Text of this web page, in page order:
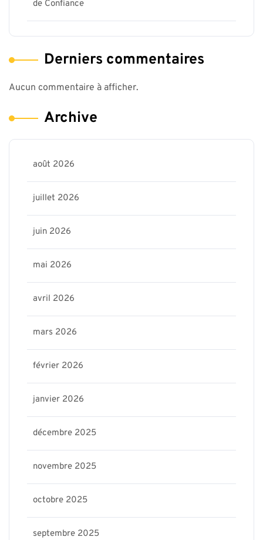
de Confiance
Derniers commentaires
Aucun commentaire à afficher.
Archive
août 2026
juillet 2026
juin 2026
mai 2026
avril 2026
mars 2026
février 2026
janvier 2026
décembre 2025
novembre 2025
octobre 2025
septembre 2025